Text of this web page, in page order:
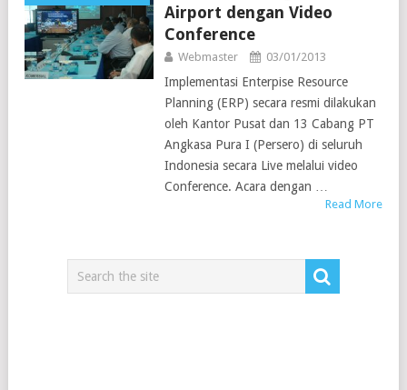
Airport dengan Video
Conference
Webmaster 03/01/2013
Implementasi Enterpise Resource
Planning (ERP) secara resmi dilakukan
oleh Kantor Pusat dan 13 Cabang PT
Angkasa Pura I (Persero) di seluruh
Indonesia secara Live melalui video
Conference. Acara dengan …
Read More